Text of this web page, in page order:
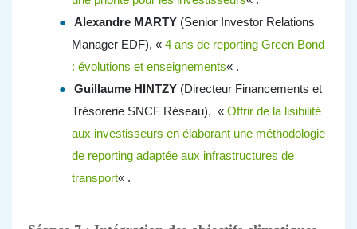
Alexandre MARTY (Senior Investor Relations
Manager EDF), « 4 ans de reporting Green Bond
: évolutions et enseignements« .
Guillaume HINTZY (Directeur Financements et
Trésorerie SNCF Réseau), « Offrir de la lisibilité
aux investisseurs en élaborant une méthodologie
de reporting adaptée aux infrastructures de
transport« .